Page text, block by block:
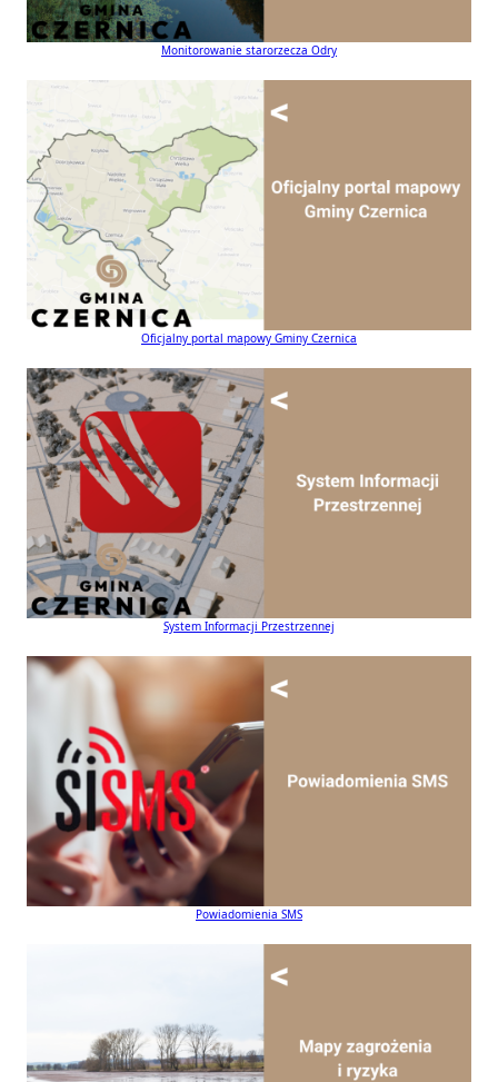
Monitorowanie starorzecza Odry
Oficjalny portal mapowy Gminy Czernica
System Informacji Przestrzennej
Powiadomienia SMS